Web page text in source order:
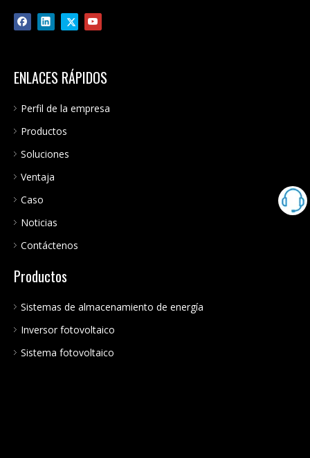
ENLACES RÁPIDOS
Perfil de la empresa
Productos
Soluciones
Ventaja
Caso
Noticias
Contáctenos
Productos
Sistemas de almacenamiento de energía
Inversor fotovoltaico
Sistema fotovoltaico